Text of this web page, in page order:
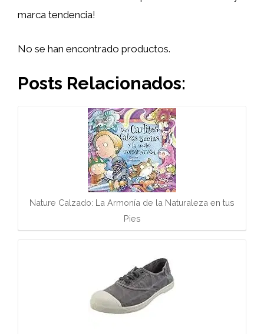
marca tendencia!
No se han encontrado productos.
Posts Relacionados:
Nature Calzado: La Armonía de la Naturaleza en tus
Pies